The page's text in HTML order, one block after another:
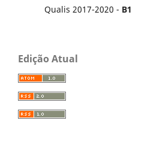
Qualis 2017-2020 - B1
Edição Atual